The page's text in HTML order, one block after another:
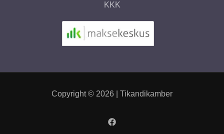
KKK
Copyright © 2026 | Tikandikamber